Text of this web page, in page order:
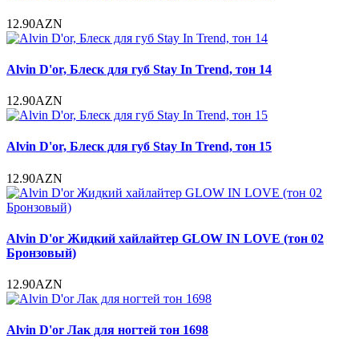
12.90AZN
Alvin D'or, Блеск для губ Stay In Trend, тон 14
12.90AZN
Alvin D'or, Блеск для губ Stay In Trend, тон 15
12.90AZN
Alvin D'or Жидкий хайлайтер GLOW IN LOVE (тон 02
Бронзовый)
12.90AZN
Alvin D'or Лак для ногтей тон 1698